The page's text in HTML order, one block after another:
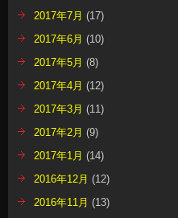
2017年7月 (17)
2017年6月 (10)
2017年5月 (8)
2017年4月 (12)
2017年3月 (11)
2017年2月 (9)
2017年1月 (14)
2016年12月 (12)
2016年11月 (13)